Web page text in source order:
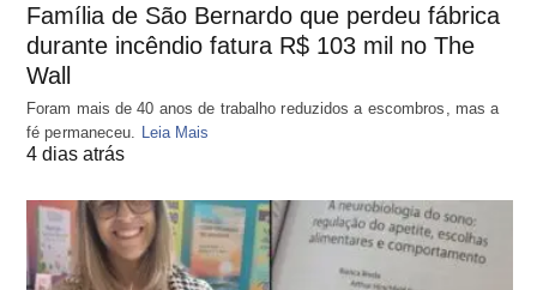
Família de São Bernardo que perdeu fábrica
durante incêndio fatura R$ 103 mil no The
Wall
Foram mais de 40 anos de trabalho reduzidos a escombros, mas a
fé permaneceu. Leia Mais
4 dias atrás